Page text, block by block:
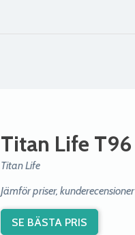
Titan Life T96
Titan Life
Jämför priser,
SE BÄSTA PRIS